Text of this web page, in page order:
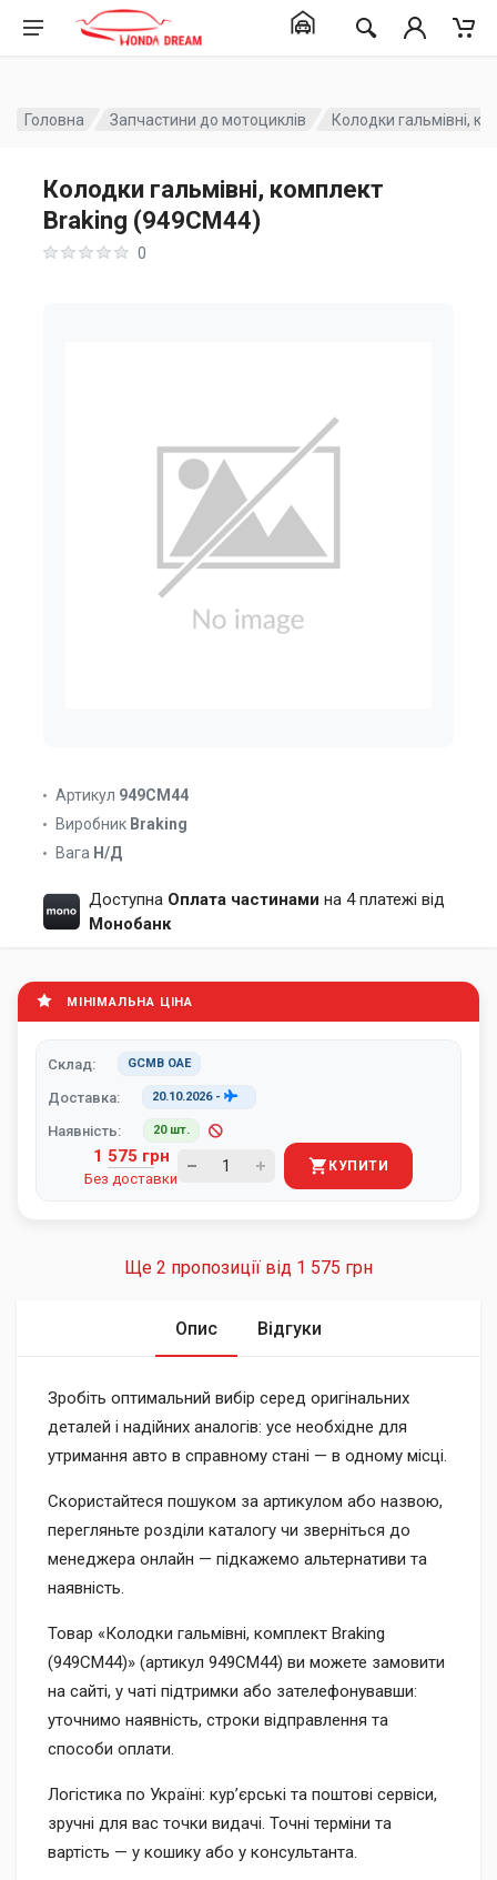
Головна Запчастини до мотоциклів Колодки гальмівні,
Колодки гальмівні, комплект
Braking (949CM44)
0
Артикул 949CM44
Виробник Braking
Вага Н/Д
Доступна Оплата частинами на 4 платежі від
Монобанк
МІНІМАЛЬНА ЦІНА
Склад: GCMB ОАЕ
Доставка: 20.10.2026-
Наявність: 20 шт.
1 575 грн
Без доставки
КУПИТИ
Ще 2 пропозиції від 1 575 грн
Опис Відгуки
Зробіть оптимальний вибір серед оригінальних
деталей і надійних аналогів: усе необхідне для
утримання авто в справному стані — в одному місці.
Скористайтеся пошуком за артикулом або назвою,
перегляньте розділи каталогу чи зверніться до
менеджера онлайн — підкажемо альтернативи та
наявність.
Товар «Колодки гальмівні, комплект Braking
(949CM44)» (артикул 949CM44) ви можете замовити
на сайті, у чаті підтримки або зателефонувавши:
уточнимо наявність, строки відправлення та
способи оплати.
Логістика по Україні: кур’єрські та поштові сервіси,
зручні для вас точки видачі. Точні терміни та
вартість — у кошику або у консультанта.